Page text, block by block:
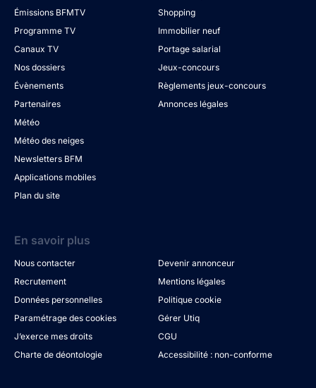
Émissions BFMTV
Programme TV
Canaux TV
Nos dossiers
Évènements
Partenaires
Météo
Météo des neiges
Newsletters BFM
Applications mobiles
Plan du site
Shopping
Immobilier neuf
Portage salarial
Jeux-concours
Règlements jeux-concours
Annonces légales
En savoir plus
Nous contacter
Devenir annonceur
Recrutement
Mentions légales
Données personnelles
Politique cookie
Paramétrage des cookies
Gérer Utiq
J’exerce mes droits
CGU
Charte de déontologie
Accessibilité : non-conforme